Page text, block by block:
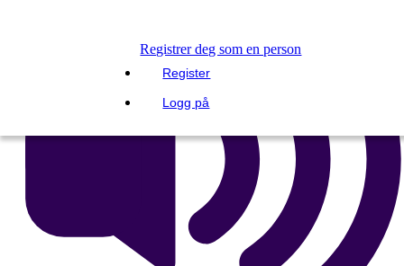
Registrer deg som en person
Register
Logg på